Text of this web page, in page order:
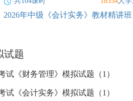
2026年中级《会计实务》教材精讲班
试题
试《财务管理》模拟试题（1）
试《会计实务》模拟试题（1）